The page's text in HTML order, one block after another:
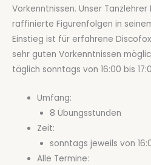
Vorkenntnissen. Unser
raffinierte Figurenfolgen in
Einstieg ist für erfahrene
sehr guten Vorkenntnissen
täglich sonntags von 16:00 bis
Umfang:
8 Übungsstunden
Zeit:
sonntags jeweils von
Alle Termine: